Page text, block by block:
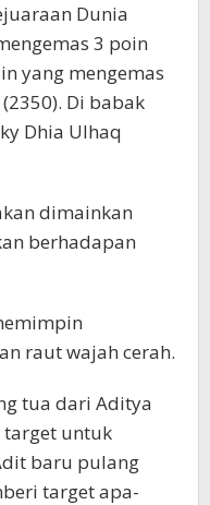
Dunia
3 poin
yang mengemas
Di babak
Dhia Ulhaq
dimainkan
berhadapan
raut wajah cerah.
tua dari Aditya
target untuk
baru pulang
target apa-